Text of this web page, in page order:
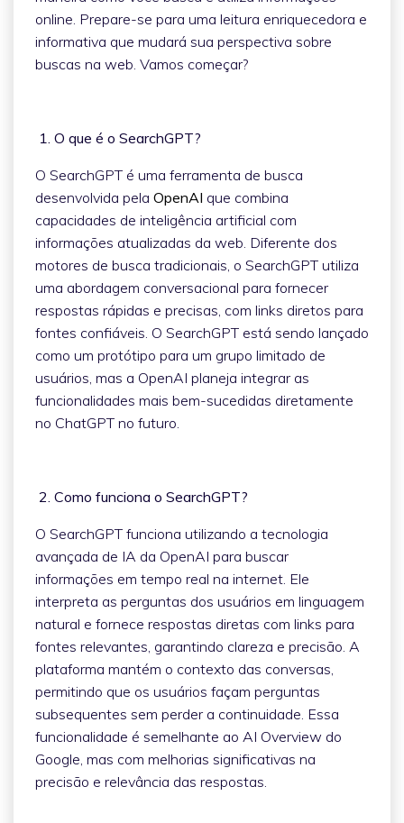
online. Prepare-se para uma leitura enriquecedora e
informativa que mudará sua perspectiva sobre
buscas na web. Vamos começar?
1. O que é o SearchGPT?
O SearchGPT é uma ferramenta de busca
desenvolvida pela OpenAI que combina
capacidades de inteligência artificial com
informações atualizadas da web. Diferente dos
motores de busca tradicionais, o SearchGPT utiliza
uma abordagem conversacional para fornecer
respostas rápidas e precisas, com links diretos para
fontes confiáveis. O SearchGPT está sendo lançado
como um protótipo para um grupo limitado de
usuários, mas a OpenAI planeja integrar as
funcionalidades mais bem-sucedidas diretamente
no ChatGPT no futuro.
2. Como funciona o SearchGPT?
O SearchGPT funciona utilizando a tecnologia
avançada de IA da OpenAI para buscar
informações em tempo real na internet. Ele
interpreta as perguntas dos usuários em linguagem
natural e fornece respostas diretas com links para
fontes relevantes, garantindo clareza e precisão. A
plataforma mantém o contexto das conversas,
permitindo que os usuários façam perguntas
subsequentes sem perder a continuidade. Essa
funcionalidade é semelhante ao AI Overview do
Google, mas com melhorias significativas na
precisão e relevância das respostas.